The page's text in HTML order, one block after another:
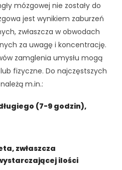
mózgowej nie zostały do
jest wynikiem zaburzeń
zwłaszcza w obwodach
za uwagę i koncentrację.
zamglenia umysłu mogą
fizyczne. Do najczęstszych
m.in.:
(7-9 godzin),
zwłaszcza
ilości